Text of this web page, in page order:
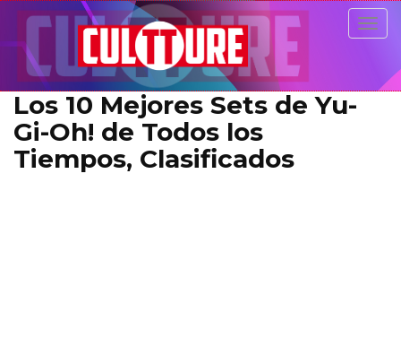
Los 10 Mejores Sets de Yu-
Gi-Oh! de Todos los
Tiempos, Clasificados